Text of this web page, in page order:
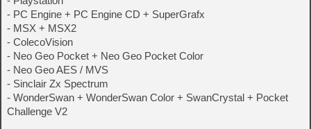
- PC Engine + PC Engine CD + SuperGrafx
- MSX + MSX2
- ColecoVision
- Neo Geo Pocket + Neo Geo Pocket Color
- Neo Geo AES / MVS
- Sinclair Zx Spectrum
- WonderSwan + WonderSwan Color + SwanCrystal + Pocket
Challenge V2